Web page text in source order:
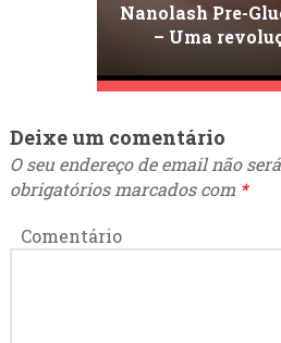
Nanolash Pre-
– Uma
casa
Deixe um comentário
O seu endereço de email não
obrigatórios marcados com *
Comentário